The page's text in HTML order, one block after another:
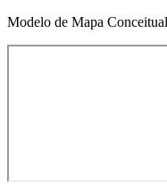
Modelo de Mapa